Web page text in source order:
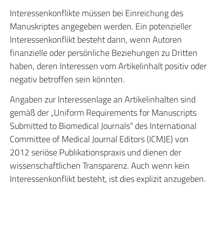
Interessenkonflikte müssen bei Einreichung des
Manuskriptes angegeben werden. Ein potenzieller
Interessenkonflikt besteht dann, wenn Autoren
finanzielle oder persönliche Beziehungen zu Dritten
haben, deren Interessen vom Artikelinhalt positiv oder
negativ betroffen sein könnten.
Angaben zur Interessenlage an Artikelinhalten sind
gemäß der „Uniform Requirements for Manuscripts
Submitted to Biomedical Journals“ des International
Committee of Medical Journal Editors (ICMJE) von
2012 seriöse Publikationspraxis und dienen der
wissenschaftlichen Transparenz. Auch wenn kein
Interessenkonflikt besteht, ist dies explizit anzugeben.